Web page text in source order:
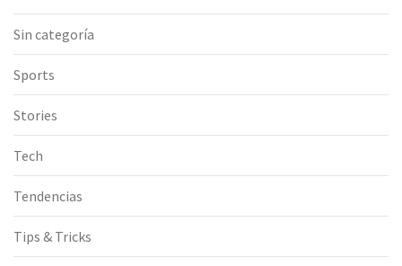
Sin categoría
Sports
Stories
Tech
Tendencias
Tips & Tricks